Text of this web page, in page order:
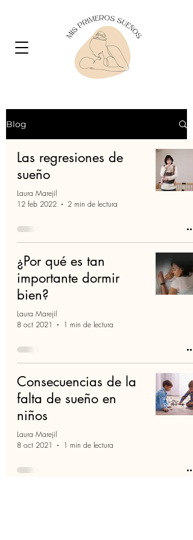
Blog
Las regresiones de
sueño
Laura Marejil
12 feb 2022
2 min de lectura
¿Por qué es tan
importante dormir
bien?
Laura Marejil
8 oct 2021
1 min de lectura
Consecuencias de la
falta de sueño en
niños
Laura Marejil
8 oct 2021
1 min de lectura